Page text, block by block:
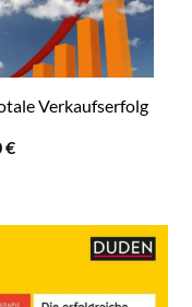
Verkaufserfolg
€